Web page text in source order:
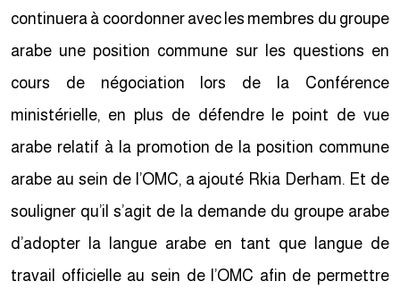
continuera à coordonner avec les membres du groupe
arabe une position commune sur les questions en
cours de négociation lors de la Conférence
ministérielle, en plus de défendre le point de vue
arabe relatif à la promotion de la position commune
arabe au sein de l’OMC, a ajouté Rkia Derham. Et de
souligner qu’il s’agit de la demande du groupe arabe
d’adopter la langue arabe en tant que langue de
travail officielle au sein de l’OMC afin de permettre